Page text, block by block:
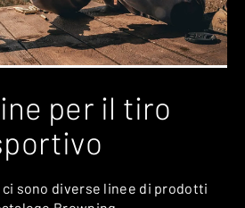
per il tiro
sono diverse linee di prodotti